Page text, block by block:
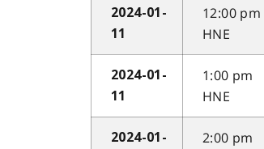
2024-01-
11
12:00 pm
HNE
2024-01-
11
1:00 pm
HNE
2024-01-
2:00 pm